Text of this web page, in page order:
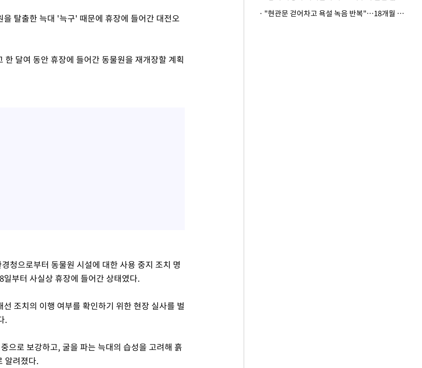
탈출한 늑대 '늑구' 때문에 휴장에 들어간 대전오
달여 동안 휴장에 들어간 동물원을 재개장할 계획
청으로부터 동물원 시설에 대한 사용 중지 조치 명
부터 사실상 휴장에 들어간 상태였다.
조치의 이행 여부를 확인하기 위한 현장 실사를 벌
.
으로 보강하고, 굴을 파는 늑대의 습성을 고려해 흙
알려졌다.
· "현관문 걷어차고 욕설 녹음 반복"…18개월 아기 키우는 집 뒤흔든 '앞집의 비극'